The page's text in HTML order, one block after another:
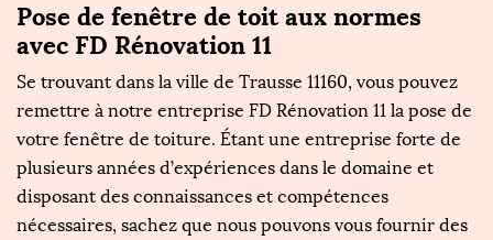
Pose de fenêtre de toit aux normes
avec FD Rénovation 11
Se trouvant dans la ville de Trausse 11160, vous pouvez
remettre à notre entreprise FD Rénovation 11 la pose de
votre fenêtre de toiture. Étant une entreprise forte de
plusieurs années d’expériences dans le domaine et
disposant des connaissances et compétences
nécessaires, sachez que nous pouvons vous fournir des